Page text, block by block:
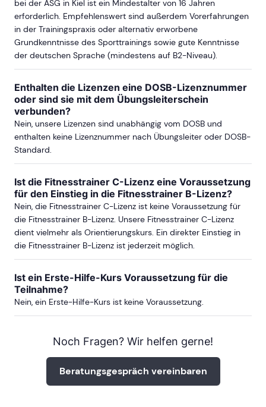
bei der ASG in Kiel ist ein Mindestalter von 16 Jahren
erforderlich. Empfehlenswert sind außerdem Vorerfahrungen
in der Trainingspraxis oder alternativ erworbene
Grundkenntnisse des Sporttrainings sowie gute Kenntnisse
der deutschen Sprache (mindestens auf B2-Niveau).
Enthalten die Lizenzen eine DOSB-Lizenznummer
oder sind sie mit dem Übungsleiterschein
verbunden?
Nein, unsere Lizenzen sind unabhängig vom DOSB und
enthalten keine Lizenznummer nach Übungsleiter oder DOSB-
Standard.
Ist die Fitnesstrainer C-Lizenz eine Voraussetzung
für den Einstieg in die Fitnesstrainer B-Lizenz?
Nein, die Fitnesstrainer C-Lizenz ist keine Voraussetzung für
die Fitnesstrainer B-Lizenz. Unsere Fitnesstrainer C-Lizenz
dient vielmehr als Orientierungskurs. Ein direkter Einstieg in
die Fitnesstrainer B-Lizenz ist jederzeit möglich.
Ist ein Erste-Hilfe-Kurs Voraussetzung für die
Teilnahme?
Nein, ein Erste-Hilfe-Kurs ist keine Voraussetzung.
Noch Fragen? Wir helfen gerne!
Beratungsgespräch vereinbaren